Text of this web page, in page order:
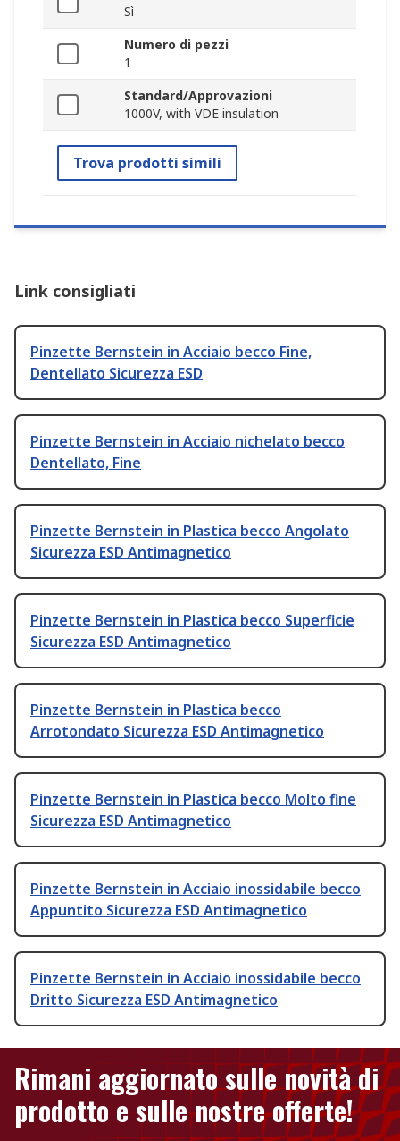
Sì
Numero di pezzi
1
Standard/Approvazioni
1000V, with VDE insulation
Trova prodotti simili
Link consigliati
Pinzette Bernstein in Acciaio becco Fine,
Dentellato Sicurezza ESD
Pinzette Bernstein in Acciaio nichelato becco
Dentellato, Fine
Pinzette Bernstein in Plastica becco Angolato
Sicurezza ESD Antimagnetico
Pinzette Bernstein in Plastica becco Superficie
Sicurezza ESD Antimagnetico
Pinzette Bernstein in Plastica becco
Arrotondato Sicurezza ESD Antimagnetico
Pinzette Bernstein in Plastica becco Molto fine
Sicurezza ESD Antimagnetico
Pinzette Bernstein in Acciaio inossidabile becco
Appuntito Sicurezza ESD Antimagnetico
Pinzette Bernstein in Acciaio inossidabile becco
Dritto Sicurezza ESD Antimagnetico
Rimani aggiornato sulle novità di
prodotto e sulle nostre offerte!